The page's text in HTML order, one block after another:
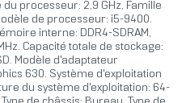
processeur: 2,9 GHz, Famille
de processeur: i5-9400.
interne: DDR4-SDRAM,
Capacité totale de stockage:
Modèle d'adaptateur
630. Système d'exploitation
du système d'exploitation: 64-